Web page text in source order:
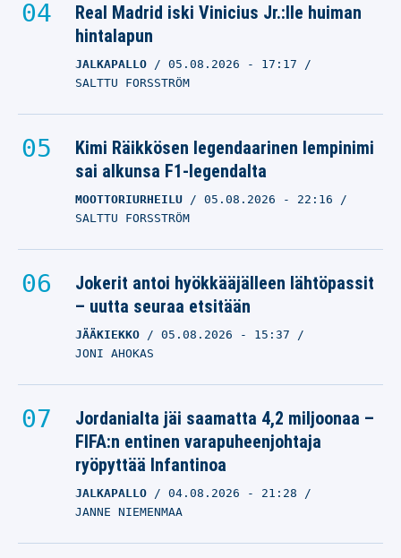
Real Madrid iski Vinicius Jr.:lle huiman
hintalapun
JALKAPALLO 05.08.2026 - 17:17
SALTTU FORSSTRÖM
Kimi Räikkösen legendaarinen lempinimi
sai alkunsa F1-legendalta
MOOTTORIURHEILU 05.08.2026 - 22:16
SALTTU FORSSTRÖM
Jokerit antoi hyökkääjälleen lähtöpassit
– uutta seuraa etsitään
JÄÄKIEKKO 05.08.2026 - 15:37
JONI AHOKAS
Jordanialta jäi saamatta 4,2 miljoonaa –
FIFA:n entinen varapuheenjohtaja
ryöpyttää Infantinoa
JALKAPALLO 04.08.2026 - 21:28
JANNE NIEMENMAA